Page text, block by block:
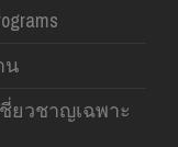
น
ยวชาญเฉพาะ